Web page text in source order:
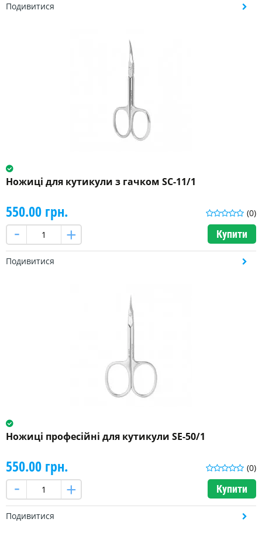
Подивитися
Ножиці для кутикули з гачком SC-11/1
(0)
550.00 грн.
Купити
Подивитися
Ножиці професійні для кутикули SE-50/1
(0)
550.00 грн.
Купити
Подивитися